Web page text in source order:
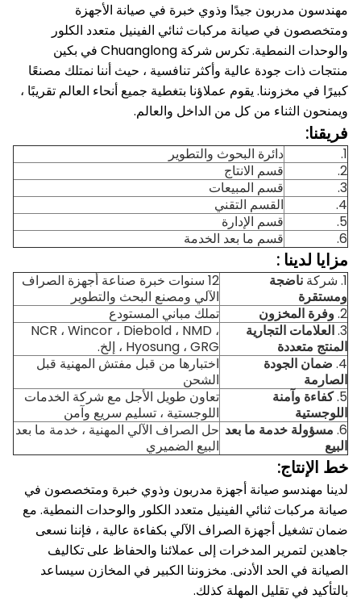
مهندسون مدربون جيدًا وذوي خبرة في صيانة الأجهزة
ومتخصصون في صيانة مركبات ثنائي الفينيل متعدد الكلور
والوحدات النمطية.
تكرس شركة Chuanglong في بكين
منتجات ذات جودة عالية وأكثر تنافسية ، حيث أننا نمتلك مصنعًا
كبيرًا في مخزوننا.يقوم عملاؤنا بتغطية جميع أنحاء العالم تقريبًا ،
ويمنحون الثناء من كل من الداخل والعالم.
فريقنا:
1.
دائرة البحوث والتطوير
2.
قسم الانتاج
3.
قسم المبيعات
4.
القسم التقني
5.
قسم الإدارة
6.
قسم ما بعد الخدمة
مزايا لدينا :
1. شركة
ناضجة
ومستقرة
12 سنوات خبرة صناعة أجهزة الصراف
الآلي ومصنع البحث والتطوير
2. وفرة المخزون
تملك مباني المستودع
3. العلامات التجارية
المنتج متعددة
NCR ، Wincor ، Diebold ، NMD ،
Hyosung ، GRG ، إلخ.
4. ضمان الجودة
الصارمة
اختبارها من قبل مفتش المهنية قبل
الشحن
5. كفاءة وآمنة
اللوجستية
تعاون طويل الأجل مع شركة الخدمات
اللوجستية ، تسليم سريع وآمن
6. مسؤولة خدمة ما بعد
البيع
حل الصراف الآلي المهنية ، خدمة ما بعد
البيع الضميري
خط الإنتاج:
لدينا مهندسو صيانة أجهزة مدربون وذوي خبرة ومتخصصون في
صيانة مركبات ثنائي الفينيل متعدد الكلور والوحدات النمطية. مع
ضمان تشغيل أجهزة الصراف الآلي بكفاءة عالية ، فإننا نسعى
جاهدين لتمرير المدخرات إلى عملائنا والحفاظ على تكاليف
الصيانة في الحد الأدنى. مخزوننا الكبير في المخازن سيساعد
بالتأكيد في تقليل المهلة كذلك.